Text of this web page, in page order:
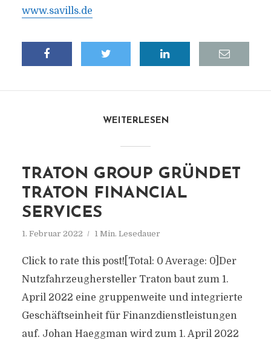
www.savills.de
WEITERLESEN
TRATON GROUP GRÜNDET
TRATON FINANCIAL
SERVICES
1. Februar 2022 1 Min. Lesedauer
Click to rate this post![Total: 0 Average: 0]Der
Nutzfahrzeughersteller Traton baut zum 1.
April 2022 eine gruppenweite und integrierte
Geschäftseinheit für Finanzdienstleistungen
auf. Johan Haeggman wird zum 1. April 2022